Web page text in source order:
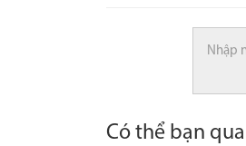
Có thể bạn